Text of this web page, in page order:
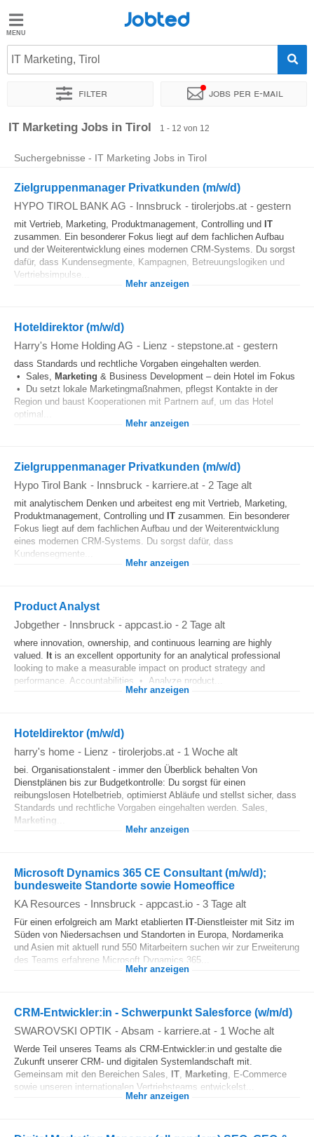
Jobted
Jobs
Jobted
IT Marketing, Tirol
Filter Jobs per e-mail
Sortieren nach Unternehmen Zeitintensität
IT Marketing Jobs in Tirol 1 - 12 von 12
Suchergebnisse - IT Marketing Jobs in Tirol
Zielgruppenmanager Privatkunden (m/w/d)
HYPO TIROL BANK AG - Innsbruck - tirolerjobs.at - gestern
mit Vertrieb, Marketing, Produktmanagement, Controlling und IT
zusammen. Ein besonderer Fokus liegt auf dem fachlichen Aufbau
und der Weiterentwicklung eines modernen CRM-Systems. Du sorgst
dafür, dass Kundensegmente, Kampagnen, Betreuungslogiken und
Vertriebsimpulse...
Mehr anzeigen
Hoteldirektor (m/w/d)
Harry's Home Holding AG - Lienz - stepstone.at - gestern
dass Standards und rechtliche Vorgaben eingehalten werden.
• Sales, Marketing & Business Development – dein Hotel im Fokus
• Du setzt lokale Marketingmaßnahmen, pflegst Kontakte in der
Region und baust Kooperationen mit Partnern auf, um das Hotel
optimal...
Mehr anzeigen
Zielgruppenmanager Privatkunden (m/w/d)
Hypo Tirol Bank - Innsbruck - karriere.at - 2 Tage alt
mit analytischem Denken und arbeitest eng mit Vertrieb, Marketing,
Produktmanagement, Controlling und IT zusammen. Ein besonderer
Fokus liegt auf dem fachlichen Aufbau und der Weiterentwicklung
eines modernen CRM-Systems. Du sorgst dafür, dass
Kundensegmente...
Mehr anzeigen
Product Analyst
Jobgether - Innsbruck - appcast.io - 2 Tage alt
where innovation, ownership, and continuous learning are highly
valued. It is an excellent opportunity for an analytical professional
looking to make a measurable impact on product strategy and
performance. Accountabilities • Analyze product...
Mehr anzeigen
Hoteldirektor (m/w/d)
harry's home - Lienz - tirolerjobs.at - 1 Woche alt
bei. Organisationstalent - immer den Überblick behalten Von
Dienstplänen bis zur Budgetkontrolle: Du sorgst für einen
reibungslosen Hotelbetrieb, optimierst Abläufe und stellst sicher, dass
Standards und rechtliche Vorgaben eingehalten werden. Sales,
Marketing
Mehr anzeigen
Microsoft Dynamics 365 CE Consultant (m/w/d);
bundesweite Standorte sowie Homeoffice
KA Resources - Innsbruck - appcast.io - 3 Tage alt
Für einen erfolgreich am Markt etablierten IT‑Dienstleister mit Sitz im
Süden von Niedersachsen und Standorten in Europa, Nordamerika
und Asien mit aktuell rund 550 Mitarbeitern suchen wir zur Erweiterung
des Teams erfahrene Microsoft Dynamics 365...
Mehr anzeigen
CRM-Entwickler:in - Schwerpunkt Salesforce (w/m/d)
SWAROVSKI OPTIK - Absam - karriere.at - 1 Woche alt
Werde Teil unseres Teams als CRM-Entwickler:in und gestalte die
Zukunft unserer CRM- und digitalen Systemlandschaft mit.
Gemeinsam mit den Bereichen Sales, IT, Marketing, E-Commerce
sowie unseren internationalen Vertriebsteams entwickelst...
Mehr anzeigen